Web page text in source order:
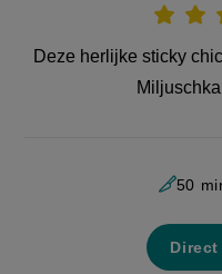
Deze herlijke sticky
50
Direct